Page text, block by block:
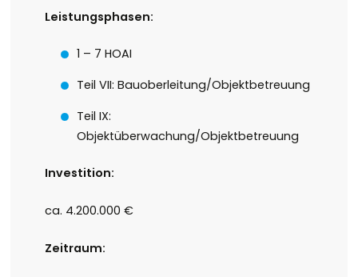
Leistungsphasen:
1 – 7 HOAI
Teil VII: Bauoberleitung/Objektbetreuung
Teil IX:
Objektüberwachung/Objektbetreuung
Investition:
ca. 4.200.000 €
Zeitraum: